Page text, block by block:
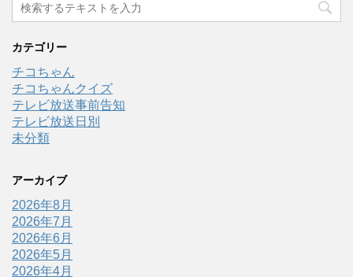
カテゴリー
チコちゃん
チコちゃんクイズ
テレビ放送事前告知
テレビ放送日別
未分類
アーカイブ
2026年8月
2026年7月
2026年6月
2026年5月
2026年4月